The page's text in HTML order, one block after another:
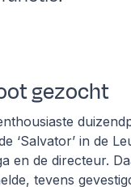
gezocht
‘Salvator’ in de
en de directeur.
tevens